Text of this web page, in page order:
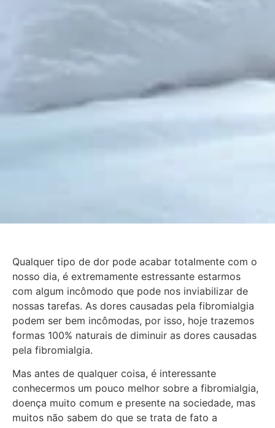
Qualquer tipo de dor pode acabar totalmente com o
nosso dia, é extremamente estressante estarmos
com algum incômodo que pode nos inviabilizar de
nossas tarefas. As dores causadas pela fibromialgia
podem ser bem incômodas, por isso, hoje trazemos
formas 100% naturais de diminuir as dores causadas
pela fibromialgia.
Mas antes de qualquer coisa, é interessante
conhecermos um pouco melhor sobre a fibromialgia,
doença muito comum e presente na sociedade, mas
muitos não sabem do que se trata de fato a